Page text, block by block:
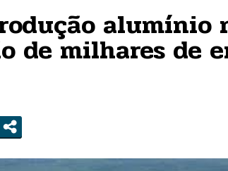
alumínio
de milhares de